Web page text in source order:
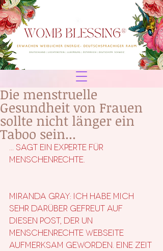
Die menstruelle
Gesundheit von Frauen
sollte nicht länger ein
Taboo sein...
... sagt ein Experte für
Menschenrechte.
MIRANDA GRAY: Ich habe mich
sehr darüber gefreut auf
diesen Post, der UN
Menschenrechte Webseite
aufmerksam geworden. Eine Zeit